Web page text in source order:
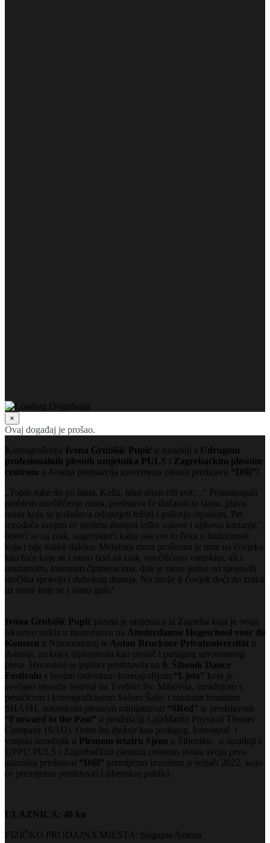
×
Ovaj događaj je prošao.
Koreografkinja Ivona Grubišić Pupić u suradnji s Udrugom
profesionalnih plesnih umjetnika PULS i Zagrebačkim plesnim
centrom u Arsena predstavlja suvremenu plesnu predstavu “Diši”!
„Topin ruke do po lakta. Kažu, tako diran cili svit…ˮ Promatrajući
problem onečišćenja mora, predstava će dočarati tu slanu, plavu
masu koja se pokušava oduprijeti težini i gušenju otpadom. Pet
izvođača svojim će tijelima donijeti teške valove i njihovo kretanje,
boreći se za zrak, sugerirajući kako nas sve to čeka u budućnosti
koja i nije toliko daleko. Metafora mora proširena je time na čovjeka
kao biće koje se i samo bori za zrak, onečišćeno vanjskim, ali i
unutarnjim, intimnim čimbenicima, dok je more jedno od njegovih
utočišta spokoja i dubokog disanja. No može li čovjek doći do zraka
uz more koje se i samo guši?
Ivona Grubišić Pupić plesna je umjetnica iz Zagreba koja je svoje
iskustvo stekla u inozemstvu na Amsterdamse Hogeschool voor de
Kunsten u Nizozemskoj te Anton Bruckner Privatuniversität u
Austriji, na kojoj diplomirala kao plesač i pedagog suvremenog
plesa. Hrvatskoj se publici predstavila na 9. Šibenik Dance
Festivalu s brojim radovima: koreografijom “Ljeto” koja je
svečano otvorila festival na Tvrđavi Sv. Mihovila, suradnjom s
pesačicom i koreografkinjom Sašom Šašić i modnim brandom
SHASH, autorskom plesnom minijaturom “#Red” te predstavom
“Forward to the Past” u produkciji LajaMartin Physical Theater
Company (SAD). Osim što djeluje kao pedagog, koreograf i
vanjski suradnjik u Plesnom tetatru Sjene u Šibeniku, u suradnji s
UPPU PULS i Zagrebačkim plesnim centrom stvara svoju prvu
autorsku predstavu
“Diši” premijerno izvedenu u veljači 2022. koju
će premijerno predstaviti i šibenskoj publici.
ULAZNICA: 40 kn
FIZIČKO PRODAJNA MJESTA: blagajna Arsena